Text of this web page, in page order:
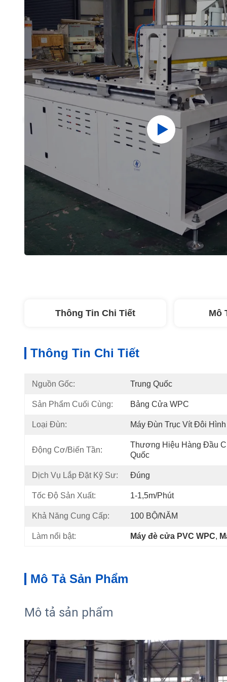
Thông Tin Chi Tiết Mô
Thông Tin Chi Tiết
Nguồn Gốc: Trung Quốc
Sản Phẩm Cuối Cùng: Bảng Cửa WPC
Loại Đùn: Máy Đùn Trục Vít Đôi
Động Cơ/Biến Tần:
Thương Hiệu Hàng Đầu
Quốc
Dịch Vụ Lắp Đặt Kỹ Sư: Đúng
Tốc Độ Sản Xuất: 1-1,5m/phút
Khả Năng Cung Cấp: 100 BỘ/NĂM
Làm nổi bật: Máy đè cửa PVC WPC,
Mô Tả Sản Phẩm
Mô tả sản phẩm